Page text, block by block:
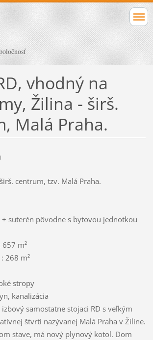
vhodný na
Žilina - širš.
Malá Praha.
centrum, tzv. Malá Praha.
+ suterén pôvodne s bytovou jednotkou
657 m²
268 m²
stropy
kanalizácia
samostatne stojaci RD s veľkým
štvrti nazývanej Malá Praha v Žiline.
stave, má nový plynový kotol. Dom